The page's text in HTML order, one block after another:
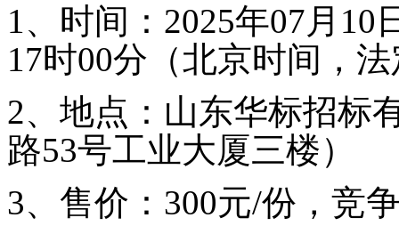
1、时间 ：2025年07月 10
17时00分（北京时间，
2、地点： 山东华标招标
路53号工业大厦三楼
3、售价：300元/份，竞